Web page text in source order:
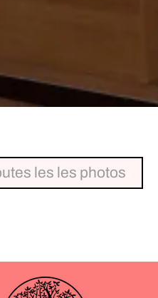
les les photos